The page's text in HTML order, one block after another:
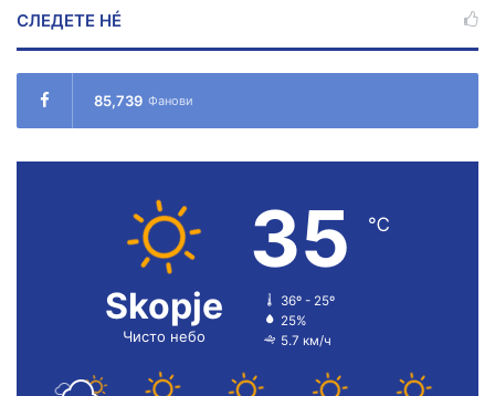
СЛЕДЕТЕ НÉ
85,739 Фанови
Skopje
Чисто небо
35 ℃
36º - 25º
25%
5.7 км/ч